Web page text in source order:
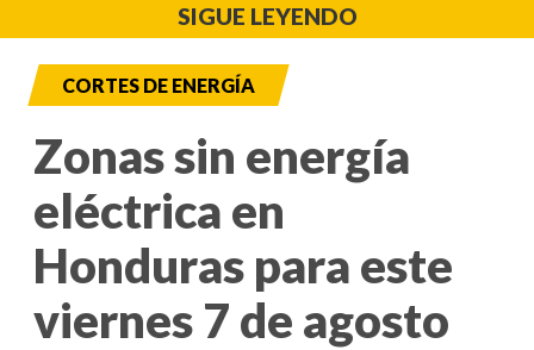
SIGUE LEYENDO
CORTES DE ENERGÍA
Zonas sin energía
eléctrica en
Honduras para este
viernes 7 de agosto